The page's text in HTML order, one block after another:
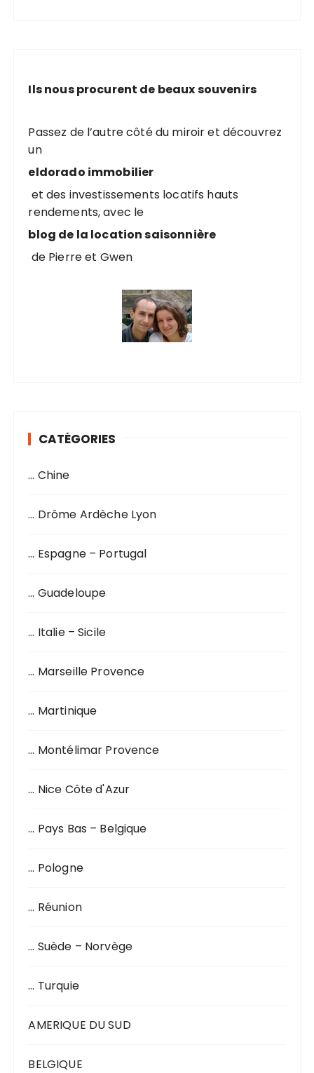
h
p
o
u
:
Ils nous procurent de beaux souvenirs
Passez de l’autre côté du miroir et découvrez
un
eldorado immobilier
et des investissements locatifs hauts
rendements, avec le
blog de la location saisonnière
de Pierre et Gwen
CATÉGORIES
… Chine
… Drôme Ardèche Lyon
… Espagne – Portugal
… Guadeloupe
… Italie – Sicile
… Marseille Provence
… Martinique
… Montélimar Provence
… Nice Côte d'Azur
… Pays Bas – Belgique
… Pologne
… Réunion
… Suède – Norvège
… Turquie
AMERIQUE DU SUD
BELGIQUE